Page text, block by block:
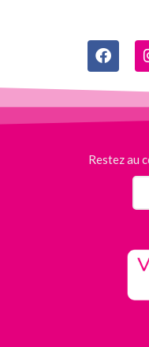
Restez au